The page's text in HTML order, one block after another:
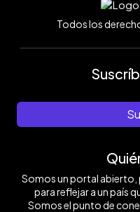
Todos los
Somos un portal
para reflejar a un país
Somos el punto de